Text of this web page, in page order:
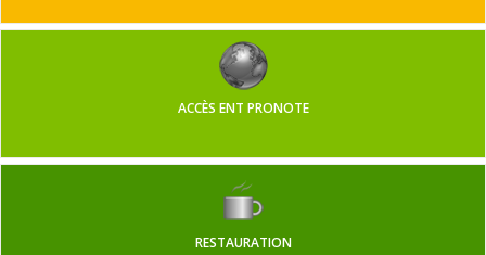
ACCÈS ENT PRONOTE
RESTAURATION